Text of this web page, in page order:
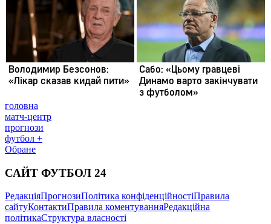
головна
матч-центр
прогнози
футбол +
Обране
САЙТ ФУТБОЛ 24
РедакціяПрогнозиПолітика конфіденційностіПравила
сайтуКонтактиПравила коментуванняРедакційна
політикаСтруктура власності